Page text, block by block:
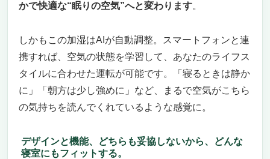
かで快適な“眠りの空気”へと変わります。
しかもこの加湿はAIが自動調整。スマートフォンと連
携すれば、空気の状態を学習して、あなたのライフス
タイルに合わせた運転が可能です。「寝るときは静か
に」「朝方は少し強めに」など、まるで空気がこちら
の気持ちを読んでくれているような感覚に。
デザインと機能、どちらも妥協しないから、どんな
寝室にもフィットする。